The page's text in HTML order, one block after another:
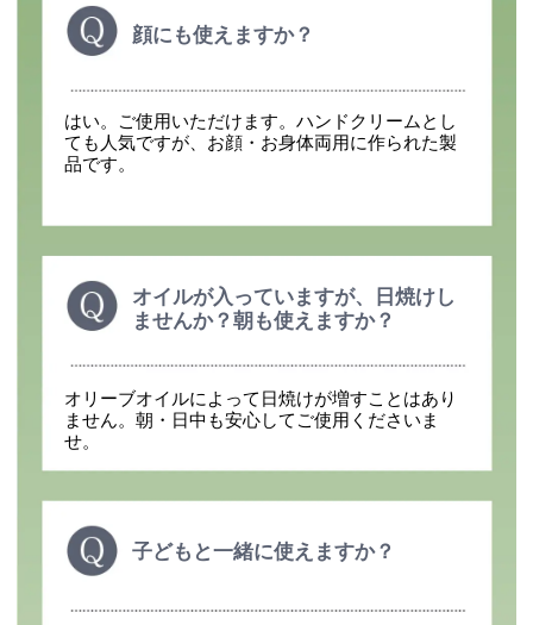
顔にも使えますか？
はい。ご使用いただけます。ハンドクリームとし
ても人気ですが、お顔・お身体両用に作られた製
品です。
オイルが入っていますが、日焼けし
ませんか？朝も使えますか？
オリーブオイルによって日焼けが増すことはあり
ません。朝・日中も安心してご使用くださいま
せ。
子どもと一緒に使えますか？